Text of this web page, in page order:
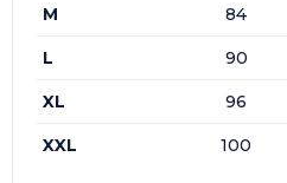
M 84
L 90
XL 96
XXL 100